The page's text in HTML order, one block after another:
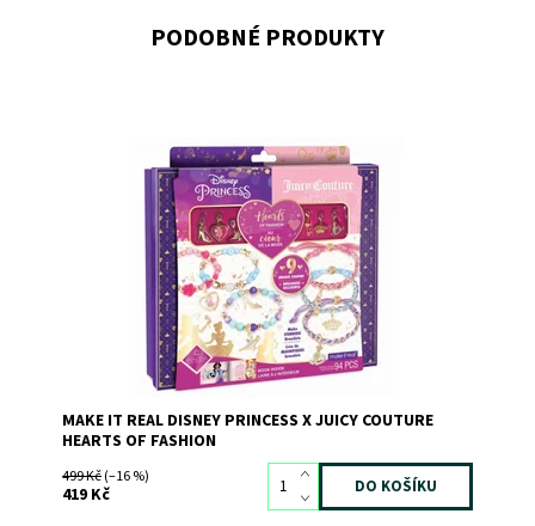
PODOBNÉ PRODUKTY
Skladem>3
10077
MAKE IT REAL
MAKE IT REAL DISNEY PRINCESS X JUICY COUTURE
HEARTS OF FASHION
499 Kč(–16 %)
419 Kč